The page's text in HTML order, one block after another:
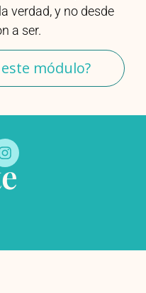
verdad, y no desde
a ser.
módulo?